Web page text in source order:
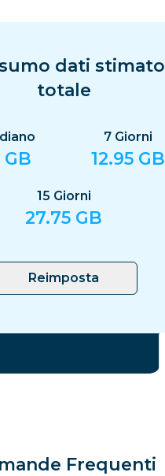
dati stimato
totale
GB
7 Giorni
12.95 GB
15 Giorni
27.75 GB
Reimposta
Frequenti